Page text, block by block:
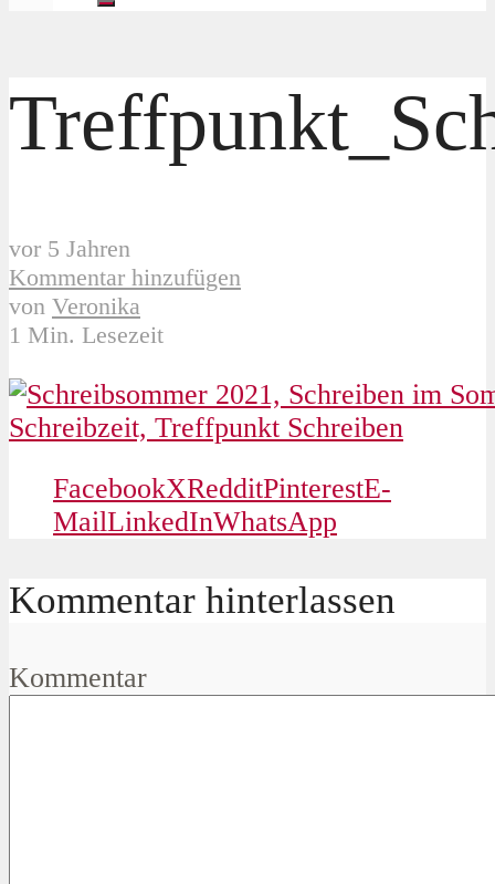
vor 5 Jahren
Kommentar hinzufügen
von Veronika
1 Min. Lesezeit
FacebookXRedditPinterestE-
MailLinkedInWhatsApp
Kommentar hinterlassen
Kommentar